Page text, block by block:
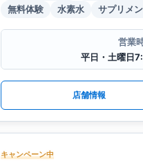
無料体験
水素水 サプリメ
営業
平日・土曜日
店舗情報
キャンペーン中